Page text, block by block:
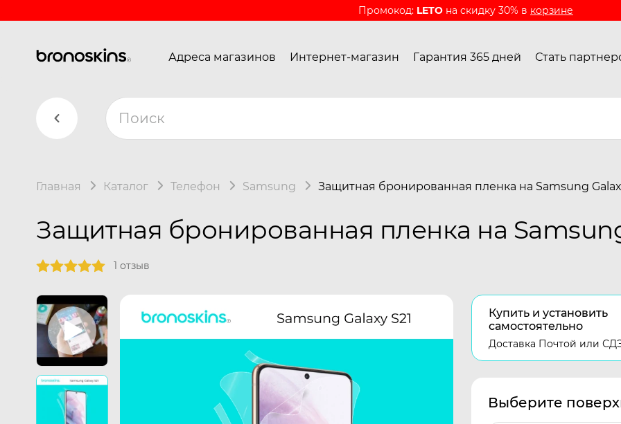
Промокод: LETO на скидку 30% в корзине
Адреса магазинов Интернет-магазин Гарантия 365 дней Стать
Главная Каталог Телефон Samsung Защитная бронированная пленка на Samsung
Защитная бронированная пленка на
1 отзыв
Купить и установить
самостоятельно
Доставка Почтой или
Выберите